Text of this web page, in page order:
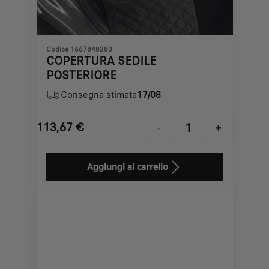
Codice 1667848280
COPERTURA SEDILE
POSTERIORE
Consegna stimata17/08
113,67 €
Price
113,67
-
+
Quantity
to:
Aggiungi al carrello